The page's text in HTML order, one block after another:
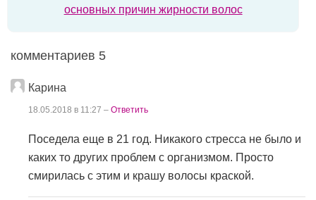
основных причин жирности волос
комментариев 5
Карина
18.05.2018 в 11:27 – Ответить
Поседела еще в 21 год. Никакого стресса не было и
каких то других проблем с организмом. Просто
смирилась с этим и крашу волосы краской.